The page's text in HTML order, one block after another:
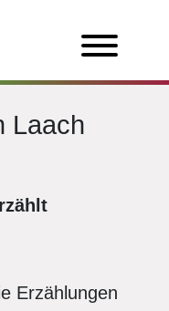
Laach
Erzählungen